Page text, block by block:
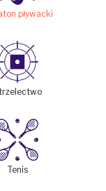
pływacki
Tenis